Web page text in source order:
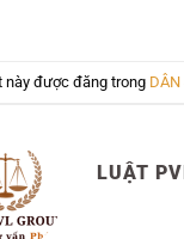
này được đăng trong DÂN
LUẬT